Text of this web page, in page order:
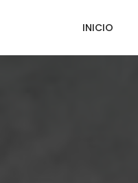
INICIO